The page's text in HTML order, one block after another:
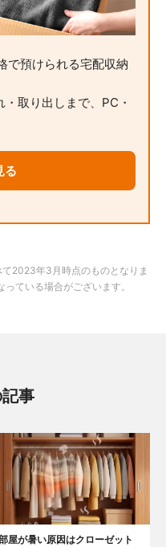
で預けられる宅配収納
取り出しまで、PC・
る
2023年3月時点のものとなりま
ている場合がございます。
事
屋が暑い原因はクローゼット